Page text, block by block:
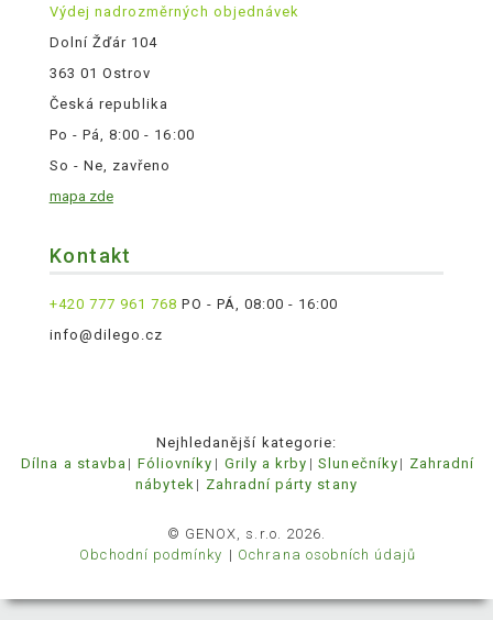
Výdej nadrozměrných objednávek
Dolní Žďár 104
363 01 Ostrov
Česká republika
Po - Pá, 8:00 - 16:00
So - Ne, zavřeno
mapa zde
Kontakt
+420 777 961 768 PO - PÁ, 08:00 - 16:00
info@dilego.cz
Nejhledanější kategorie:
Dílna a stavba
Fóliovníky Grily a krby Slunečníky
Zahradní
nábytek
Zahradní párty stany
© GENOX, s.r.o. 2026.
Obchodní podmínky
Ochrana osobních údajů